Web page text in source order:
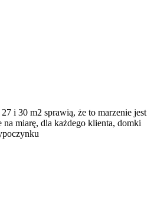
i 30 m2 sprawią, że to marzenie jest
miarę, dla każdego klienta, domki